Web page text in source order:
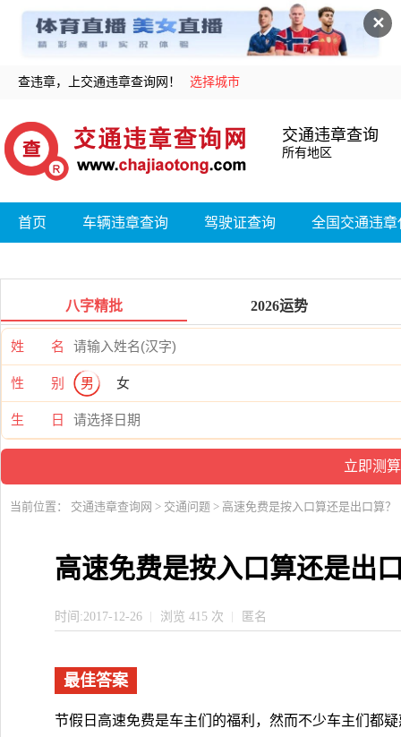
✕
查违章，上交通违章查询网！ 选择城市
交通违章查询
所有地区
首页 车辆违章查询 驾驶证查询 全国交通违
八字精批 2026运势
姓 名
性 别 男 女
生 日
当前位置： 交通违章查询网 > 交通问题 > 高速免费是按入口算还是出口算？
高速免费是按入口算还是出
时间:2017-12-26 浏览 415 次 匿名
最佳答案
节假日高速免费是车主们的福利，然而不少车主们都